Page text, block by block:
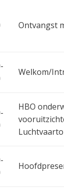
Ontvangst
Welkom/
HBO